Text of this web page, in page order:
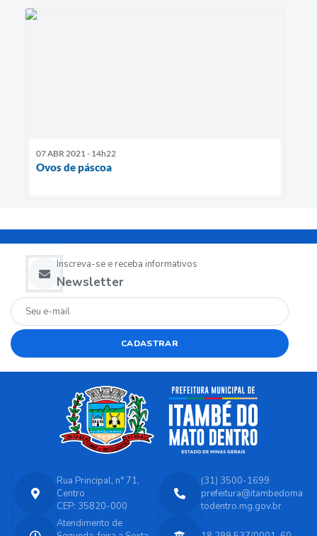
07 ABR 2021 - 14h22
Ovos de páscoa
Newsletter
Inscreva-se e receba informativos
CADASTRAR
Rua Principal, n° 71,
Centro
CEP: 35820-000
(31) 3500-1699
prefeitura@itambedoma
todentro.mg.gov.br
Atendimento de